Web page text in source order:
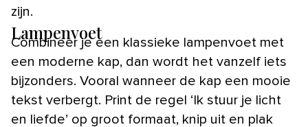
zijn.
Lampenvoet
Combineer je een klassieke lampenvoet met
een moderne kap, dan wordt het vanzelf iets
bijzonders. Vooral wanneer de kap een mooie
tekst verbergt. Print de regel ‘Ik stuur je licht
en liefde’ op groot formaat, knip uit en plak